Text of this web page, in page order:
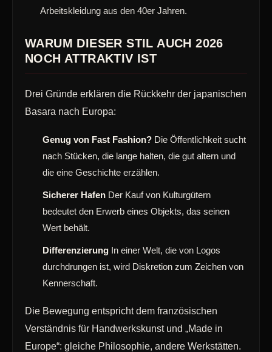
Arbeitskleidung aus den 40er Jahren.
WARUM DIESER STIL AUCH 2026
NOCH ATTRAKTIV IST
Drei Gründe erklären die Rückkehr der japanischen
Basara nach Europa:
Genug von Fast Fashion? Die Öffentlichkeit sucht
nach Stücken, die lange halten, die gut altern und
die eine Geschichte erzählen.
Sicherer Hafen Der Kauf von Kulturgütern
bedeutet den Erwerb eines Objekts, das seinen
Wert behält.
Differenzierung In einer Welt, die von Logos
durchdrungen ist, wird Diskretion zum Zeichen von
Kennerschaft.
Die Bewegung entspricht dem französischen
Verständnis für Handwerkskunst und „Made in
Europe“: gleiche Philosophie, andere Werkstätten.